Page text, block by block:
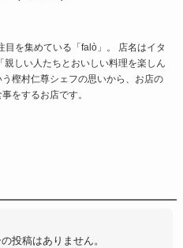
を集めている「falò」。 店名はイタ
しい人たちとおいしい料理を楽しん
樫村仁尊シェフの思いから、お店の
をするお店です。
投稿はありません。